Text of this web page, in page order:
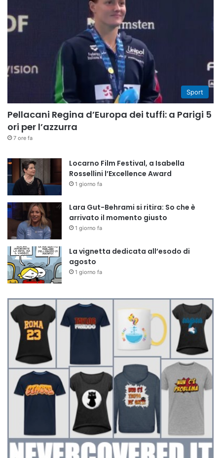
Sport
Pellacani Regina d’Europa dei tuffi: a Parigi 5
ori per l’azzurra
7 ore fa
Locarno Film Festival, a Isabella
Rossellini l’Excellence Award
1 giorno fa
Lara Gut-Behrami si ritira: So che è
arrivato il momento giusto
1 giorno fa
La vignetta dedicata all’esodo di
agosto
1 giorno fa